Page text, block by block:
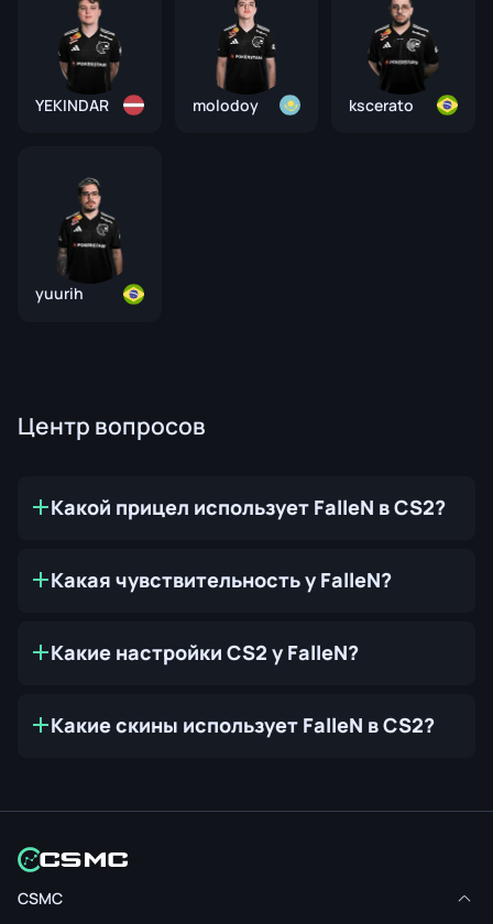
YEKINDAR molodoy kscerato
yuurih
Центр вопросов
Какой прицел использует FalleN в CS2?
Какая чувствительность у FalleN?
Какие настройки CS2 у FalleN?
Какие скины использует FalleN в CS2?
CSMC